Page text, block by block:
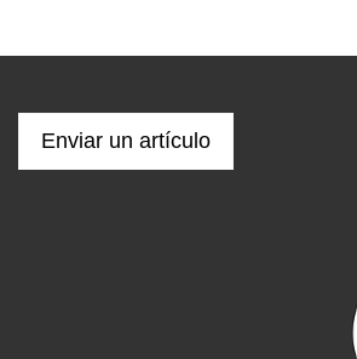
Enviar un artículo